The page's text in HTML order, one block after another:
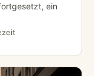
ein